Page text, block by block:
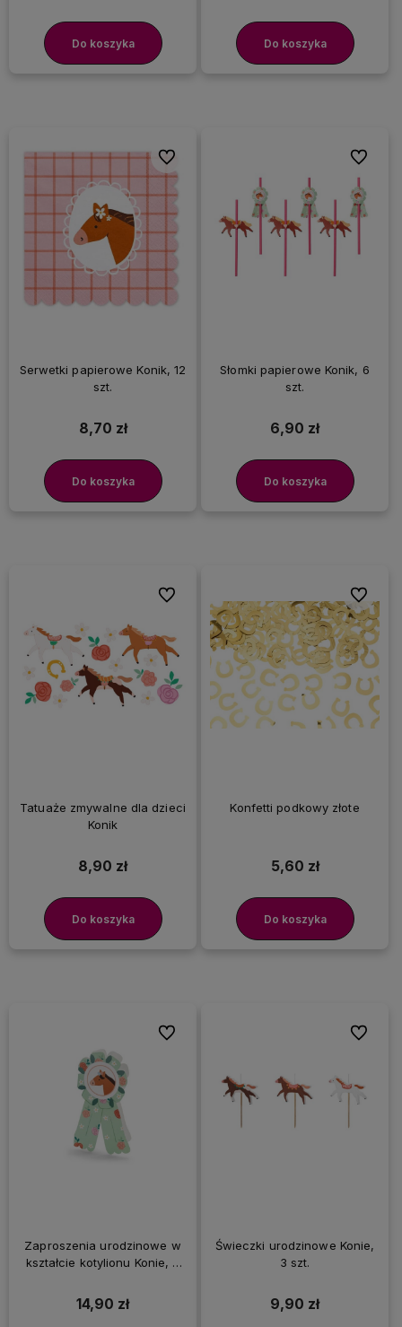
Do koszyka Do koszyka
Serwetki papierowe Konik, 12
szt.
8,70 zł
Do koszyka
Do ulubionych
Słomki papierowe Konik, 6
szt.
6,90 zł
Do koszyka
Do
Tatuaże zmywalne dla dzieci
Konik
8,90 zł
Do koszyka
Do ulubionych
Konfetti podkowy złote
5,60 zł
Do koszyka
Do
Zaproszenia urodzinowe w
kształcie kotylionu Konie, 6
14,90 zł
Do ulubionych
Świeczki urodzinowe Konie,
3 szt.
9,90 zł
Do